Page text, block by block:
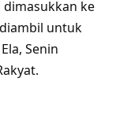
dimasukkan ke
untuk
Senin